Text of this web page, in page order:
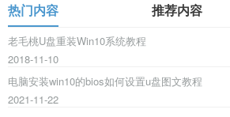
热门内容 推荐内容
老毛桃U盘重装Win10系统教程
2018-11-10
电脑安装win10的bios如何设置u盘图文教程
2021-11-22